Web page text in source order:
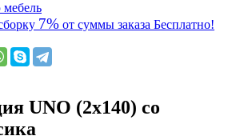
7% от суммы заказа Бесплатно!
UNO (2х140) со